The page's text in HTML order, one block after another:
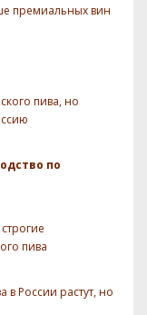
премиальных вин
пива, но
по
пива
в России растут, но